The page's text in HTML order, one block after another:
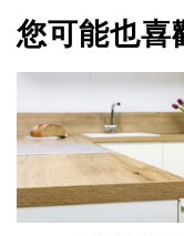
您可能也喜